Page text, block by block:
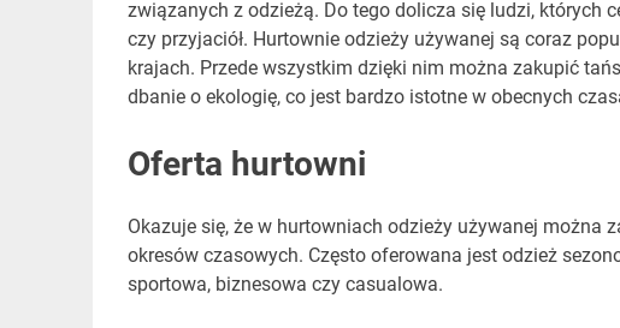
związanych z odzieżą. Do tego dolicza się ludzi, których
czy przyjaciół. Hurtownie odzieży używanej są coraz
krajach. Przede wszystkim dzięki nim można zakupić
dbanie o ekologię, co jest bardzo istotne w obecnych
Oferta hurtowni
Okazuje się, że w hurtowniach odzieży używanej można
okresów czasowych. Często oferowana jest odzież
sportowa, biznesowa czy casualowa.